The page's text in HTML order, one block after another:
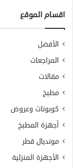
اقسام الموقع
الأفضل
المراجعات
مقالات
مطبخ
كوبونات وعروض
أجهزة المطبخ
مونديال قطر
الأجهزة المنزلية